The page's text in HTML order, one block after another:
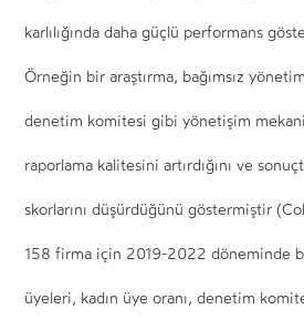
karlılığında daha güçlü performans
Örneğin biraraştırma, bağımsız
denetim komitesi gibi yönetişim
raporlama kalitesini artırdığını ve
skorlarını düşürdüğünü göstermiştir
158 firma için 2019-2022 döneminde
üyeleri, kadın üye oranı, denetim